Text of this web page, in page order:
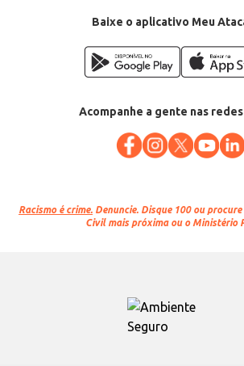
Baixe o aplicativo Meu
Acompanhe a gente nas
Racismo é crime. Denuncie. Disque 100 ou
Civil mais próxima ou o Ministério